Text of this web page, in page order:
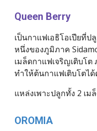
Queen Berry
เป็นกาแฟเอธิโอเปียที่
หนึ่งของภูมิภาค
เมล็ดกาแฟเจริญเติบโ
ทำให้ต้นกาแฟเติบโตไ
แหล่งเพาะปลูกทั้ง 2 เม
OROMIA